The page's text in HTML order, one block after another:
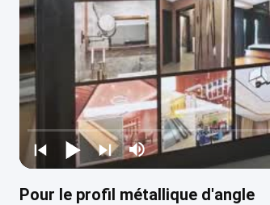
Pour le profil métallique d'angle